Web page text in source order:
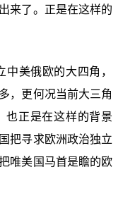
来了。正是在这样的
美俄欧的大四角，
，更何况当前大三角
也正是在这样的背景
把寻求欧洲政治独立
唯美国马首是瞻的欧